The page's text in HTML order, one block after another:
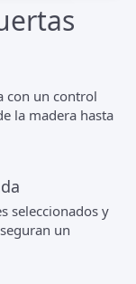
con un control
la madera hasta
seleccionados y
un